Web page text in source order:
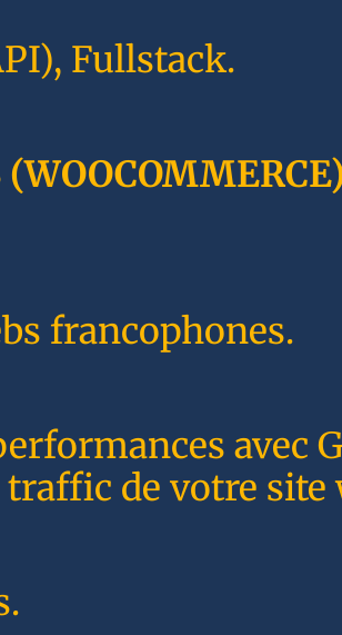
Fullstack.
francophones.
avec
de votre site